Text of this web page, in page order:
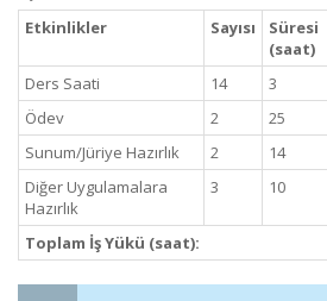
Etkinlikler Sayısı
Süresi
(saat)
Ders Saati
14 3
Ödev
2 25
Sunum/Jüriye Hazırlık
2 14
Diğer Uygulamalara
Hazırlık
3 10
Toplam İş Yükü (saat):